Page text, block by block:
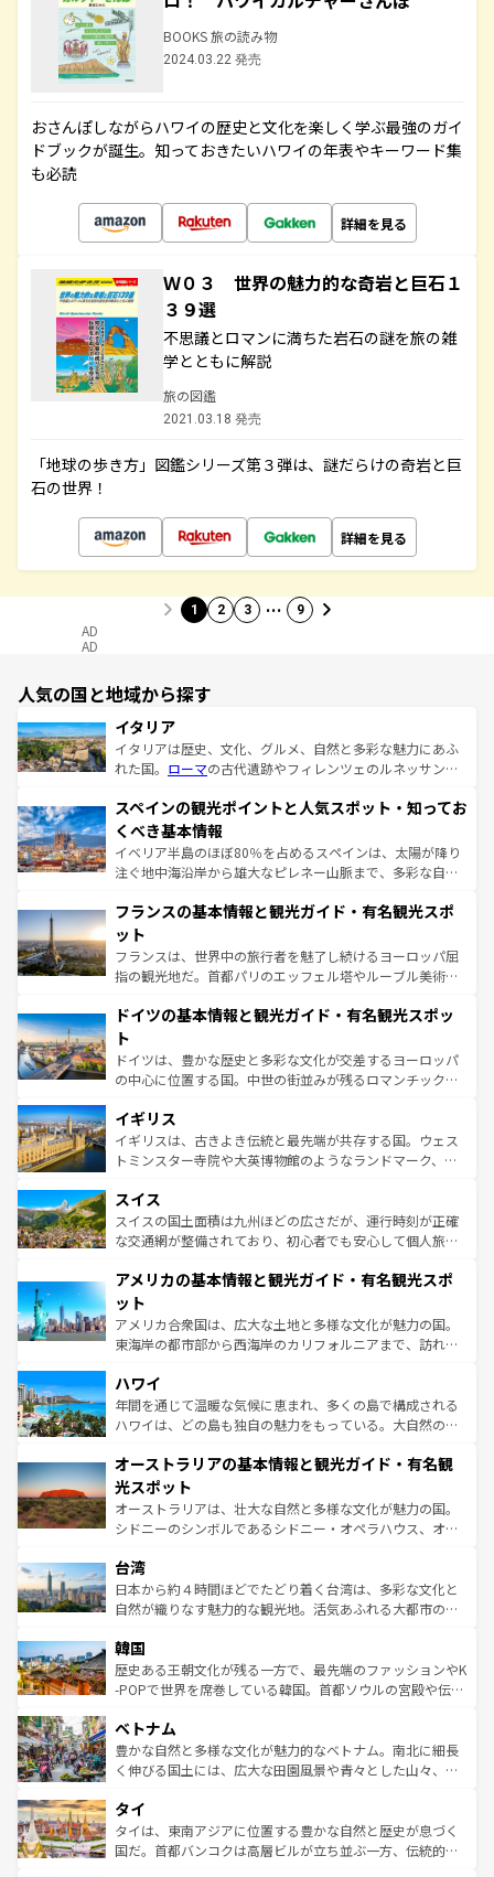
BOOKS 旅の読み物
2024.03.22 発売
おさんぽしながらハワイの歴史と文化を楽しく学ぶ最強のガイ
ドブックが誕生。知っておきたいハワイの年表やキーワード集
も必読
詳細を見る
Ｗ０３ 世界の魅力的な奇岩と巨石１
３９選
不思議とロマンに満ちた岩石の謎を旅の雑
学とともに解説
旅の図鑑
2021.03.18 発売
「地球の歩き方」図鑑シリーズ第３弾は、謎だらけの奇岩と巨
石の世界！
詳細を見る
1 2 3 … 9
AD
AD
人気の国と地域から探す
イタリア
イタリアは歴史、文化、グルメ、自然と多彩な魅力にあふ
れた国。 ローマの古代遺跡やフィレンツェのルネッサンス
ろん、トスカーナの美しい田園風景やアマルフィ海岸の絶
景など、自然景観も見逃せない。観光の合間には、本場の
ピザやパスタなど、絶品のイタリア料理を堪能することも
できる。朝目覚めてから夜眠るまで、すべての瞬間を楽し
なお、新着のイタリア情報はコンテンツ一覧を参照してほ
しい。
スペインの観光ポイントと人気スポット・知ってお
くべき基本情報
イベリア半島のほぼ80％を占めるスペインは、太陽が降り
注ぐ地中海沿岸から雄大なピレネー山脈まで、多彩な自然
文化が根付くこの国では、情熱的なフラメンコ、熱気あふ
れる闘牛、そして美味しいタパスが生活の一部となってい
る。首都マドリードの洗練された雰囲気や、バルセロナの
アートに溢れた街角から、地方では古代ローマ遺跡や中世
せる。地方によって風土や気候が異なるスペインはその個
ンテンツ一覧 を参照してほしい。
フランスの基本情報と観光ガイド・有名観光スポ
ット
フランスは、世界中の旅行者を魅了し続けるヨーロッパ屈
指の観光地だ。首都パリのエッフェル塔やルーブル美術館
で、幅広い魅力が詰まっている。華麗な宮殿、歴史的な大
聖堂、美しいビーチ、そして豊かな自然が、訪れる者を心
から魅了する。また、フランスは美食の国としても知ら
れ、フランス料理はユネスコ無形文化遺産にも登録されて
香り高いラベンダー畑など、多彩な楽しみ方が可能だ。さ
らに、パリ以外の地域にも魅力が溢れており、どの街角に
も豊かな歴史と文化が息づいている。パリ以外の個性あふ
を参照してほしい。
ドイツの基本情報と観光ガイド・有名観光スポッ
ト
ドイツは、豊かな歴史と多彩な文化が交差するヨーロッパ
の中心に位置する国。中世の街並みが残るロマンチック街
顔を持つこの国は、どこを歩いても飽きることがない。ベ
ルリンの文化的活気、バイエルン州のアルプスの絶景、そ
してライン川沿いのワイン畑といった風景は必見。ビール
は、お酒好きな人にはぜひ体験してほしい。 なお、新着の
ドイツ情報はコンテンツ一覧を参照してほしい。
イギリス
イギリスは、古きよき伝統と最先端が共存する国。ウェス
トミンスター寺院や大英博物館のようなランドマーク、歴
リアごとに異なる魅力がある。また、優雅なアフタヌーン
ティー、ビール好きにはたまらない英国パブ、サッカー観
戦など、本場だからこそできる体験も豊富。イギリスを旅
ンツ一覧を参照してほしい。
スイス
スイスの国土面積は九州ほどの広さだが、運行時刻が正確
な交通網が整備されており、初心者でも安心して個人旅行
の建物がそのまま残る町や、スイスならではのユニークな
博物館もあり、アルプス観光だけでなく町歩きも満喫する
ことができる。国民の所得が高いため物価も高いが、旅行
者向けの交通パス提供のサービスもあり、うまく活用すれ
着のスイス情報は
アメリカの基本情報と観光ガイド・有名観光スポ
ット
アメリカ合衆国は、広大な土地と多様な文化が魅力の国。
東海岸の都市部から西海岸のカリフォルニアまで、訪れる
のような巨大都市は、観光、ショッピング、エンターテイ
ンメントが詰まった刺激的なスポットだ。一方、アメリカ
西部には大自然が広がり、グランドキャニオンやイエロー
部のニューオーリンズでは、音楽と美食が融合した独特の
文化が魅力。旅行者はアメリカの各地域で異なる魅力を楽
しみながら、その多様性と豊かな歴史を感じることができ
るだろう。車でのロードトリップや列車の旅も、アメリカ
情報は
ハワイ
年間を通じて温暖な気候に恵まれ、多くの島で構成される
ハワイは、どの島も独自の魅力をもっている。大自然の神
ワイ島は見逃せない。また、定番の観光地といえばオアフ
島だが、静かな自然を求めるならマウイ島やカウアイ島が
おすすめ。エメラルドグリーンに輝く海をはじめ、豊かな
文化や歴史が息づいている。「アロハスピリット」と呼ば
人々、おいしいローカルフードやハワイアンミュージッ
ク、伝統的なフラダンスなど、すべてがハワイの魅力を彩
っている。訪れるたびに新しい発見と感動が待っているハ
はコンテンツ一覧
オーストラリアの基本情報と観光ガイド・有名観
光スポット
オーストラリアは、壮大な自然と多様な文化が魅力の国。
シドニーのシンボルであるシドニー・オペラハウス、オー
リアリーフや大陸中央部にそびえるウルル（エアーズロッ
ク）、タスマニアの美しい原生林やケアンズの熱帯雨林な
ど、見どころがたくさん。また、カフェやワイン、オージ
いる。アクティビティも充実しており、サーフィンやダイ
ビング、ハイキングなど、アウトドア好きにはたまらな
い。オーストラリアの多彩な魅力を存分に味わいつくそ
参照してほしい。
台湾
日本から約４時間ほどでたどり着く台湾は、多彩な文化と
自然が織りなす魅力的な観光地。活気あふれる大都市の台
ン）、静ひつな山岳地帯である台湾東部など、都市の喧騒
と山間の静けさが共存しており、訪れる人に新しい発見と
驚きをもたらしてくれる。また、奥深い台湾の食文化も魅
容にもいいと評判のスイーツなど、バラエティ豊かな料理
が味わえる。 なお、新着の台湾情報は コンテンツ一覧を参
照してほしい。
韓国
歴史ある王朝文化が残る一方で、最先端のファッションやK
-POPで世界を席巻している韓国。首都ソウルの宮殿や伝統
き、地方に足を延ばせば四季折々の自然美を楽しむことが
できる。そして、キムチや焼肉、絶品のストリートフード
まで、さまざまな韓国料理が待っている。夜には、韓国な
リティに包まれながら、韓国の多彩な魅力を心ゆくまで味
わってみてほしい。 なお、新着の韓国情報はコンテンツ一
覧を参照してほしい。
ベトナム
豊かな自然と多様な文化が魅力的なベトナム。南北に細長
く伸びる国土には、広大な田園風景や青々とした山々、世
急速な発展と共に伝統が息づく。ハノイの古い町並みやホ
ーチミン市のフランス統治時代の建物も、独特の雰囲気を
醸し出している。また、バラエティの豊かさとおいしさで
タイ
タイは、東南アジアに位置する豊かな自然と歴史が息づく
国だ。首都バンコクは高層ビルが立ち並ぶ一方、伝統的な